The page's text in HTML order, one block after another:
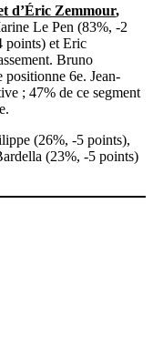
d’Éric Zemmour,
Le Pen (83%, -2
points) et Eric
Bruno
positionne 6e. Jean-
; 47% de ce segment
(26%, -5 points),
(23%, -5 points)